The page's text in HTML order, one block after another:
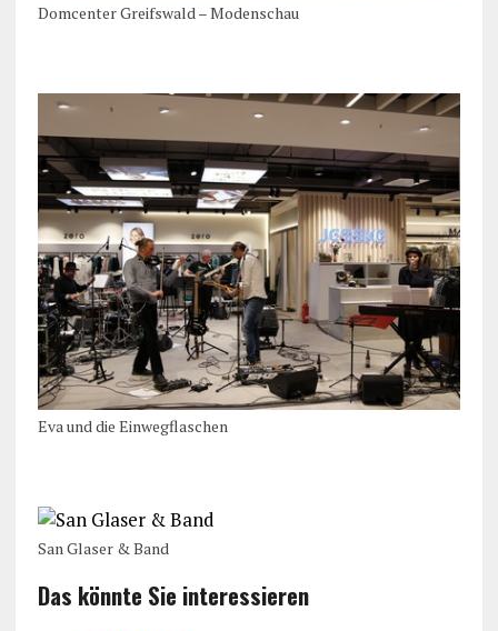
Domcenter Greifswald – Modenschau
Eva und die Einwegflaschen
San Glaser & Band
Das könnte Sie interessieren